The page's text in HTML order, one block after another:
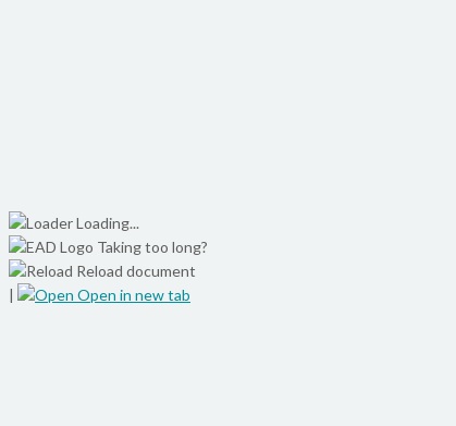
Loading...
Taking too long?
Reload document
|
Open in new tab